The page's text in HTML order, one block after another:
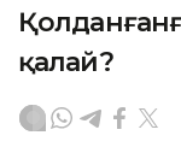
қалай?